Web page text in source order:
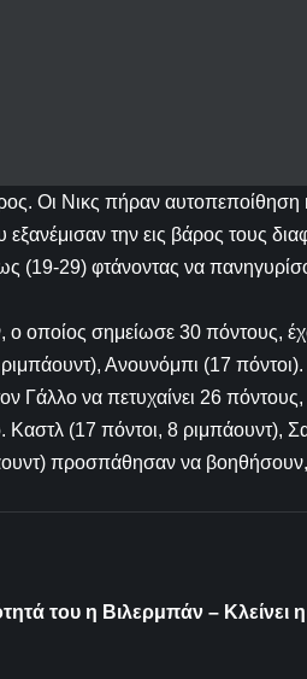
Οι Νικς πήραν αυτοπεποίθηση
την εις βάρος τους
(19-29) φτάνοντας να
οποίος σημείωσε 30 πόντους,
Ανουνόμπι (17 πόντοι).
Γάλλο να πετυχαίνει 26
(17 πόντοι, 8 ριμπάουντ),
προσπάθησαν να
του η Βιλερμπάν – Κλείνει η